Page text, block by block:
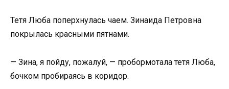
Тетя Люба поперхнулась чаем. Зинаида Петровна
покрылась красными пятнами.
— Зина, я пойду, пожалуй, — пробормотала тетя Люба,
бочком пробираясь в коридор.